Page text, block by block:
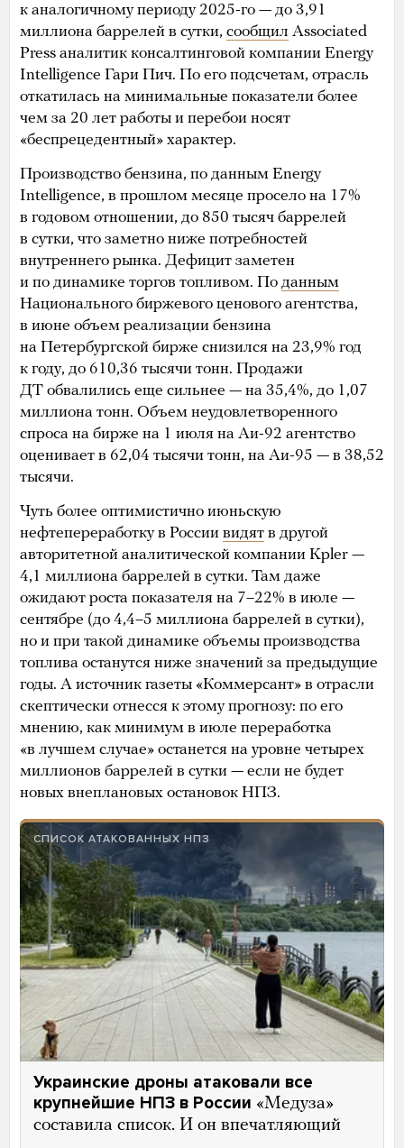
к аналогичному периоду 2025-го — до 3,91
миллиона баррелей в сутки, сообщил Associated
Press аналитик консалтинговой компании Energy
Intelligence Гари Пич. По его подсчетам, отрасль
откатилась на минимальные показатели более
чем за 20 лет работы и перебои носят
«беспрецедентный» характер.
Производство бензина, по данным Energy
Intelligence, в прошлом месяце просело на 17%
в годовом отношении, до 850 тысяч баррелей
в сутки, что заметно ниже потребностей
внутреннего рынка. Дефицит заметен
и по динамике торгов топливом. По данным
Национального биржевого ценового агентства,
в июне объем реализации бензина
на Петербургской бирже снизился на 23,9% год
к году, до 610,36 тысячи тонн. Продажи
ДТ обвалились еще сильнее — на 35,4%, до 1,07
миллиона тонн. Объем неудовлетворенного
спроса на бирже на 1 июля на Аи-92 агентство
оценивает в 62,04 тысячи тонн, на Аи-95 — в 38,52
тысячи.
Чуть более оптимистично июньскую
нефтепереработку в России видят в другой
авторитетной аналитической компании Kpler —
4,1 миллиона баррелей в сутки. Там даже
ожидают роста показателя на 7–22% в июле —
сентябре (до 4,4–5 миллиона баррелей в сутки),
но и при такой динамике объемы производства
топлива останутся ниже значений за предыдущие
годы. А источник газеты «Коммерсант» в отрасли
скептически отнесся к этому прогнозу: по его
мнению, как минимум в июле переработка
«в лучшем случае» останется на уровне четырех
миллионов баррелей в сутки — если не будет
новых внеплановых остановок НПЗ.
СПИСОК АТАКОВАННЫХ НПЗ
Украинские дроны атаковали все
крупнейшие НПЗ в России «Медуза»
составила список. И он впечатляющий